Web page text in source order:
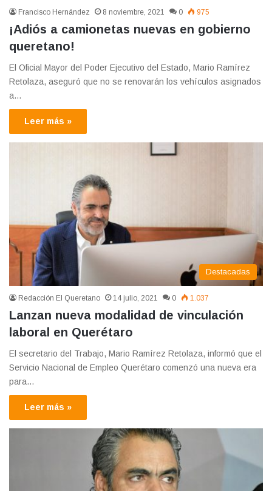
Francisco Hernández 8 noviembre, 2021 0 975
¡Adiós a camionetas nuevas en gobierno
queretano!
El Oficial Mayor del Poder Ejecutivo del Estado, Mario Ramírez
Retolaza, aseguró que no se renovarán los vehículos asignados
a…
Leer más »
Destacadas
Redacción El Queretano 14 julio, 2021 0 1.037
Lanzan nueva modalidad de vinculación
laboral en Querétaro
El secretario del Trabajo, Mario Ramírez Retolaza, informó que el
Servicio Nacional de Empleo Querétaro comenzó una nueva era
para…
Leer más »